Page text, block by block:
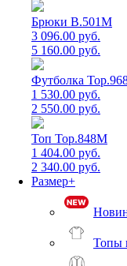
Брюки B.501M
3 096.00 руб.
5 160.00 руб.
Футболка
1 530.00 руб.
2 550.00 руб.
Топ Top.848M
1 404.00 руб.
2 340.00 руб.
Размер+
Топы